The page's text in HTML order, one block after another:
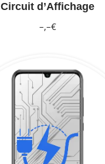
Circuit d’Affichage
–,–€